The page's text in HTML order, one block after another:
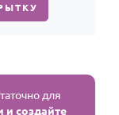
для
и создайте